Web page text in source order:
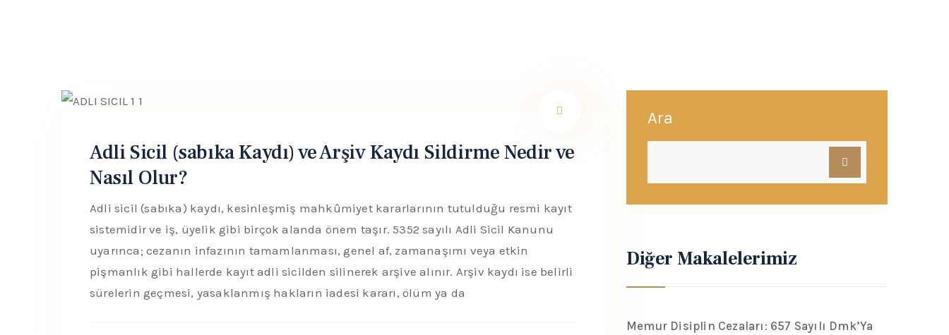
Adli Sicil (sabıka Kaydı) ve Arşiv Kaydı Sildirme Nedir ve
Nasıl Olur?
Adli sicil (sabıka) kaydı, kesinleşmiş mahkûmiyet kararlarının tutulduğu resmi kayıt
sistemidir ve iş, üyelik gibi birçok alanda önem taşır. 5352 sayılı Adli Sicil Kanunu
uyarınca; cezanın infazının tamamlanması, genel af, zamanaşımı veya etkin
pişmanlık gibi hallerde kayıt adli sicilden silinerek arşive alınır. Arşiv kaydı ise belirli
sürelerin geçmesi, yasaklanmış hakların iadesi kararı, ölüm ya da
Ara
Diğer Makalelerimiz
Memur Disiplin Cezaları: 657 Sayılı Dmk’Ya